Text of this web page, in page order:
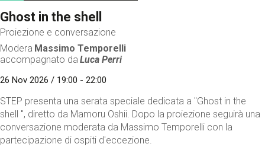
Ghost in the shell
Proiezione e conversazione
Modera Massimo Temporelli
accompagnato da Luca Perri
26 Nov 2026 / 19:00 - 22:00
STEP presenta una serata speciale dedicata a "Ghost in the
shell ", diretto da Mamoru Oshii. Dopo la proiezione seguirà una
conversazione moderata da Massimo Temporelli con la
partecipazione di ospiti d'eccezione.